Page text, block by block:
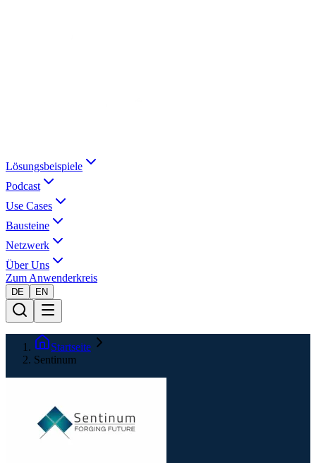
Lösungsbeispiele
Podcast
Use Cases
Bausteine
Netzwerk
Über Uns
Zum Anwenderkreis
DE EN
Startseite
Sentinum